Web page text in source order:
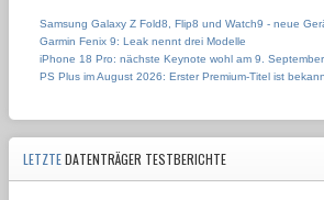
Samsung Galaxy Z Fold8, Flip8 und Watch9 - neue
Garmin Fenix 9: Leak nennt drei Modelle
iPhone 18 Pro: nächste Keynote wohl am 9. September
PS Plus im August 2026: Erster Premium-Titel ist
LETZTEDATENTRÄGER TESTBERICHTE